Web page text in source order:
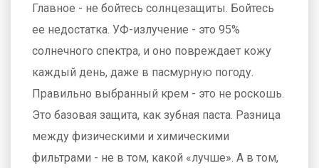
Главное - не бойтесь солнцезащиты. Бойтесь
ее недостатка. УФ-излучение - это 95%
солнечного спектра, и оно повреждает кожу
каждый день, даже в пасмурную погоду.
Правильно выбранный крем - это не роскошь.
Это базовая защита, как зубная паста. Разница
между физическими и химическими
фильтрами - не в том, какой «лучше». А в том,